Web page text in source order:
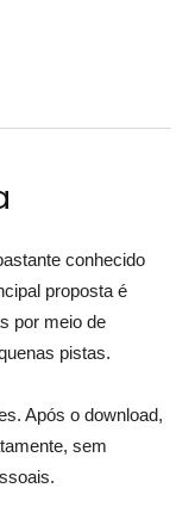
conhecido
proposta é
por meio de
pistas.
Após o download,
sem